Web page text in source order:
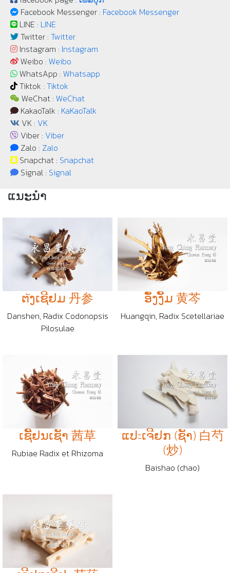
Facebook Messenger : Facebook Messenger
LINE : LINE
Twitter : Twitter
Instagram : Instagram
Weibo : Weibo
WhatsApp : Whatsapp
Tiktok : Tiktok
WeChat : WeChat
KakaoTalk : KaKaoTalk
VK : VK
Viber : Viber
Zalo : Zalo
Snapchat : Snapchat
Signal : Signal
ແນະນຳ
ຕัງເຊີຢມ 丹参
Danshen, Radix Codonopsis
Pilosulae
ອຶັງງິັມ 黄芩
Huangqin, Radix Scetellariae
ເຊີັຢນເຊັາ 茜草
Rubiae Radix et Rhizoma
ແປะເຈີຢກ (ຊັາ) 白芍
(炒)
Baishao (chao)